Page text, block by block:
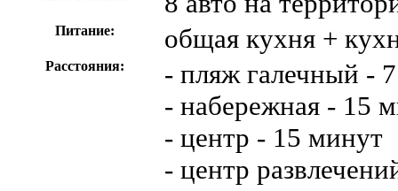
Питание: общая кухня +
Расстояния:
- пляж галечный -
- набережная - 15
- центр - 15 минут
- центр